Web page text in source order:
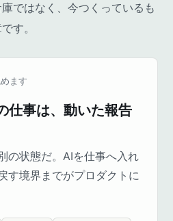
ではなく、今つくっているも
す。
ます
仕事は、動いた報告
の状態だ。AIを仕事へ入れ
す境界までがプロダクトに